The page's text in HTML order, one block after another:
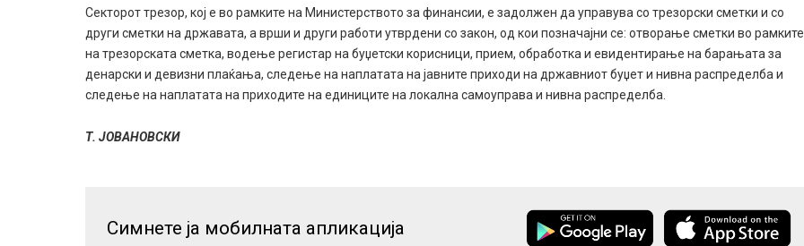
Секторот трезор, кој е во рамките на Министерството за финансии, е задолжен да управува со трезорски сметки и со
други сметки на државата, а врши и други работи утврдени со закон, од кои позначајни се: отворање сметки во рамките
на трезорската сметка, водење регистар на буџетски корисници, прием, обработка и евидентирање на барањата за
денарски и девизни плаќања, следење на наплатата на јавните приходи на државниот буџет и нивна распределба и
следење на наплатата на приходите на единиците на локална самоуправа и нивна распределба.
Т. ЈОВАНОВСКИ
Симнете ја мобилната апликација